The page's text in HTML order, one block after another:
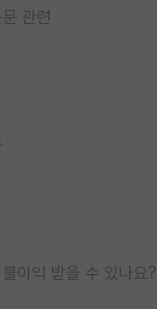
관련
이익 받을 수 있나요?